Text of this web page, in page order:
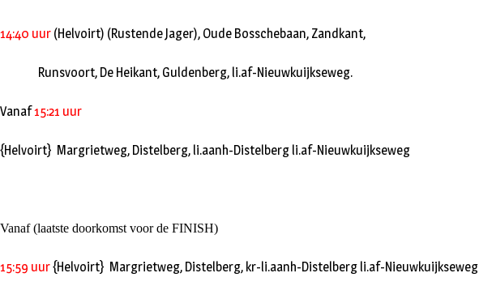
14:40 uur (Helvoirt) (Rustende Jager), Oude Bosschebaan, Zandkant,
Runsvoort, De Heikant, Guldenberg, li.af-Nieuwkuijkseweg.
Vanaf15:21 uur
{Helvoirt} Margrietweg, Distelberg, li.aanh-Distelberg li.af-Nieuwkuijkseweg
Vanaf (laatste doorkomst voor de FINISH)
15:59 uur{Helvoirt} Margrietweg, Distelberg, kr-li.aanh-Distelberg li.af-Nieuwkuijkseweg